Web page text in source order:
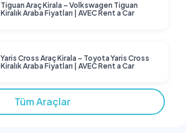
Tiguan Araç Kirala – Volkswagen Tiguan
Kiralık Araba Fiyatları | AVEC Rent a Car
Yaris Cross Araç Kirala – Toyota Yaris Cross
Kiralık Araba Fiyatları | AVEC Rent a Car
Tüm Araçlar